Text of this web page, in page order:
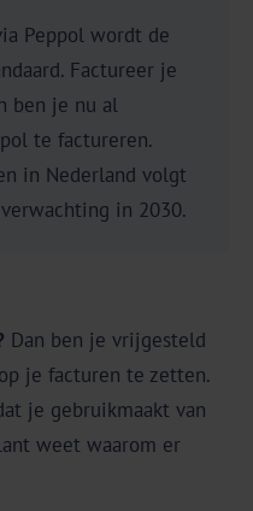
Peppol wordt de
Factureer je
ben je nu al
te factureren.
in Nederland volgt
in 2030.
Dan ben je vrijgesteld
je facturen te zetten.
je gebruikmaakt van
weet waarom er